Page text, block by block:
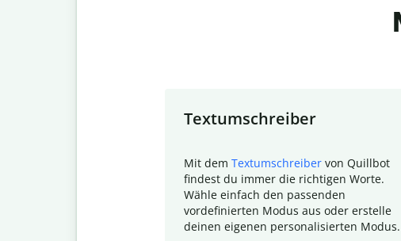
Textumschreiber
Mit dem Textumschreiber von Quillbot
findest du immer die richtigen Worte.
Wähle einfach den passenden
vordefinierten Modus aus oder erstelle
deinen eigenen personalisierten Modus.